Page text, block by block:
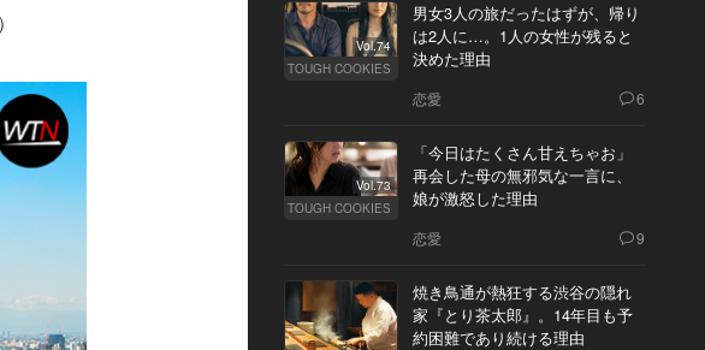
Vol.74
TOUGH COOKIES
男女3人の旅だったはずが、帰り
は2人に…。1人の女性が残ると
決めた理由
恋愛 6
Vol.73
TOUGH COOKIES
「今日はたくさん甘えちゃお」
再会した母の無邪気な一言に、
娘が激怒した理由
恋愛 9
焼き鳥通が熱狂する渋谷の隠れ
家『とり茶太郎』。14年目も予
約困難であり続ける理由